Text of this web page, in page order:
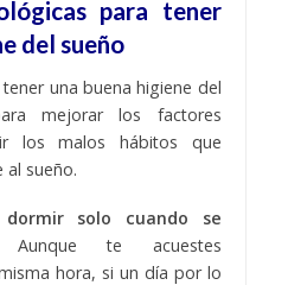
para tener
del sueño
una buena higiene del
mejorar los factores
los malos hábitos que
al sueño.
solo cuando se
te acuestes
hora, si un día por lo